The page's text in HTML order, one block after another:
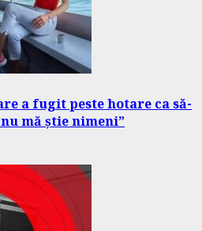
a fugit peste hotare ca să-
mă știe nimeni”